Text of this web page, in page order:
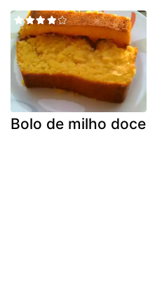
Bolo de milho doce